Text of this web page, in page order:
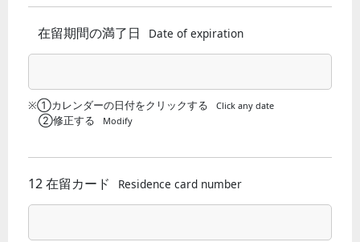
在留期間の満了日 Date of expiration
※①カレンダーの日付をクリックする Click any date
②修正する Modify
12 在留カード Residence card number